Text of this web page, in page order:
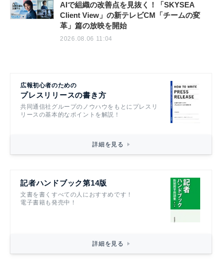
AIで組織の改善点を見抜く！「SKYSEA
Client View」の新テレビCM「チームの変
革」篇の放映を開始
2026.08.06 11:04
広報初心者のための
プレスリリースの書き方
共同通信社グループのノウハウをもとにプレスリ
リースの基本的なポイントを解説！
詳細を見る
記者ハンドブック第14版
文書を書くすべての人におすすめです！
電子書籍も発売中！
詳細を見る